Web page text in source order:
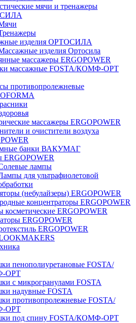
мячи и тренажеры
изделия ОРТОСИЛА
изделия Ортосила
массажеры ERGOPOWER
массажные FOSTA/КОМФ-ОРТ
противопролежневые
массажеры ERGOPOWER
и очистители воздуха
банки ВАКУМАГ
ERGOPOWER
лампы
для ультрафиолетовой
(небулайзеры) ERGOPOWER
концентраторы ERGOPOWER
косметические ERGOPOWER
ERGOPOWER
ERGOPOWER
пенополиуретановые FOSTA/
ОРТ
с микрогранулами FOSTA
надувные FOSTA
противопролежневые FOSTA/
ОРТ
под спину FOSTA/КОМФ-ОРТ